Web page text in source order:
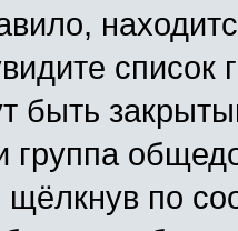
список
быть
щёлкнув по